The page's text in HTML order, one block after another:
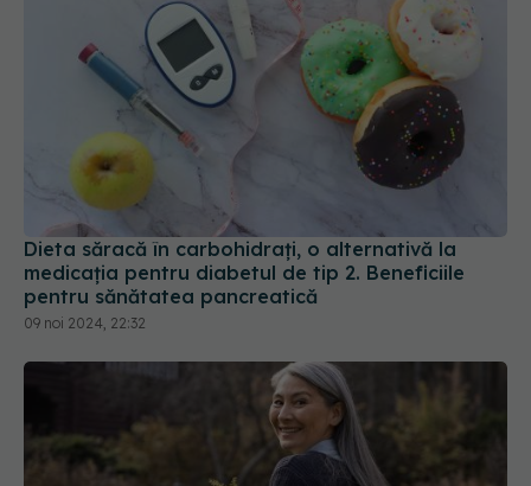
Dieta săracă în carbohidrați, o alternativă la
medicația pentru diabetul de tip 2. Beneficiile
pentru sănătatea pancreatică
09 noi 2024, 22:32